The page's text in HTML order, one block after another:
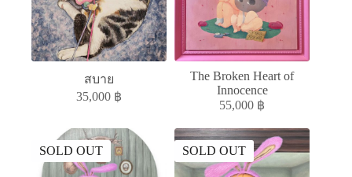
สบาย
35,000 ฿
The Broken Heart of
Innocence
55,000 ฿
SOLD OUT SOLD OUT